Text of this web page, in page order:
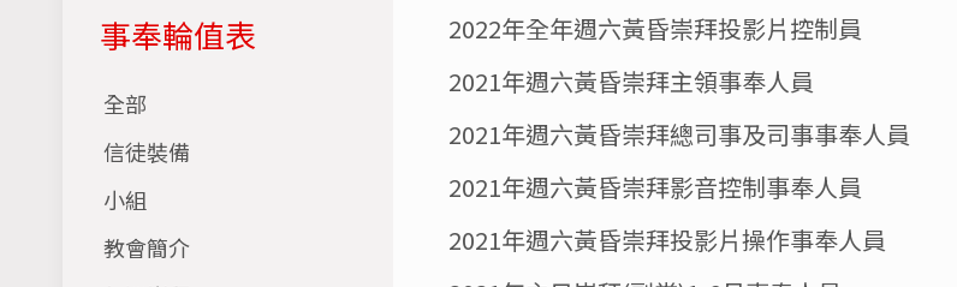
事奉輪值表
全部
信徒裝備
小組
教會簡介
2022年全年週六黃昏崇拜投影片控制員
2021年週六黃昏崇拜主領事奉人員
2021年週六黃昏崇拜總司事及司事事奉人員
2021年週六黃昏崇拜影音控制事奉人員
2021年週六黃昏崇拜投影片操作事奉人員